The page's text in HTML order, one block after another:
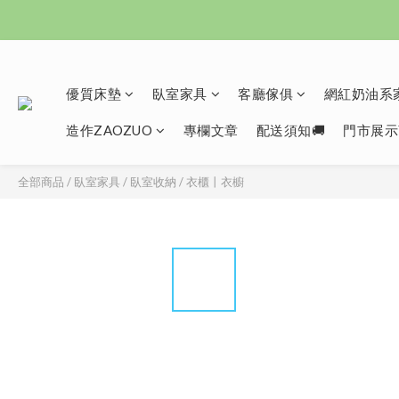
優質床墊 臥室家具 客廳傢俱 網紅奶油
造作ZAOZUO 專欄文章 配送須知🚚 門市展
全部商品 / 臥室家具 / 臥室收納 /衣櫃丨衣櫥